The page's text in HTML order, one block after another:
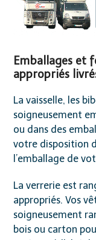
Emballages et
appropriés
La vaisselle, les
soigneusement
ou dans des
votre disposition
l’emballage de
La verrerie est
appropriés. Vos
soigneusement
bois ou carton